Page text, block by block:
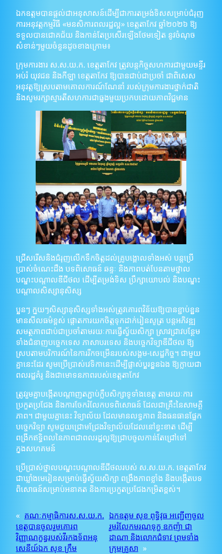
ឯកឧត្តមបានផ្តល់ជាអនុសាសន៍ដើម្បីជាការតម្រង់ទិសសម្រាប់ជំរុញ
ការអនុវត្តកម្មវិធី «មនសិការពលរដ្ឋល្អ» ខេត្តតាកែវ ឆ្នាំ២០២៦ ឱ្យ
ទទួលបានជោគជ័យ និងកាន់តែប្រសើរឡើងថែមទៀត នូវចំណុច
សំខាន់ៗមួយចំនួនដូចខាងក្រោម៖
ក្រុមការងារ ស.ស.យ.ក. ខេត្តតាកែវ ត្រូវបន្តកិច្ចសហការជាមួយមន្ទីរ
អប់រំ យុវជន និងកីឡា ខេត្តតាកែវ ឱ្យបានជាប់ជាប្រចាំ ជាពិសេស
អនុវត្តឱ្យស្របតាមគោលការណ៍ណែនាំ របស់ក្រុមការងារថ្នាក់ជាតិ
និងសូមរក្សាស្មារតីសហការជាធ្លុងមួយប្រកបដោយភាពវិជ្ជមាន
ជ្រើសរើសនិងជំរុញលើកទឹកចិត្តដល់គ្រូបង្គោលទាំងអស់ បន្តប្រើ
ប្រាស់ចំណេះដឹង បទពិសោធន៍ ឆន្ទៈ និងភាពបត់បែនតាមថ្នាល
បណ្ដុះបណ្ដាលឌីជីថល ដើម្បីតម្រង់ទិស ប្រឹក្សាយោបល់ និងបណ្ដុះ
បណ្ដាលសិស្សានុសិស្ស
ប្អូនៗ ក្មួយៗសិស្សានុសិស្សទាំងអស់ត្រូវគោរពវិន័យឱ្យបានខ្ជាប់ខ្ជួន
មានសីលធម៌ខ្ពស់ ផ្តោតការយកចិត្តទុកដាក់រៀនសូត្រ បន្តអភិវឌ្ឍ
សមត្ថភាពជាប់ជាប្រចាំតាមរយៈការធ្វើស្វ័យសិក្សា ស្រាវជ្រាវបន្ថែម
ទាំងជំនាញបច្ចេកទេស ភាសាបរទេស និងបច្ចេកវិទ្យាឌីជីថល ឱ្យ
ស្របតាមបរិការណ៍នៃការរីកចម្រើនរបស់សង្គម-សេដ្ឋកិច្ច។ ជាមួយ
គ្នានេះដែរ សូមប្រើប្រាស់វេទិកានេះដើម្បីផ្លាស់ប្តូរខ្លួនឯង ឱ្យក្លាយជា
ពលរដ្ឋគំរូ និងជាមោទនភាពរបស់ខេត្តតាកែវ
ត្រូវរួមគ្នាបង្កើតបណ្ដាញតភ្ជាប់ក្លឹបសិក្សាទូទាំងខេត្ត តាមរយៈការ
ប្រកួតប្រជែង និងការចែករំលែកបទពិសោធន៍ ដែលជាគ្រឹះនៃសាមគ្គី
ភាព។ ជាមួយគ្នានេះ វិទ្យាល័យ ដែលមានលទ្ធភាព និងធនធានផ្នែក
បច្ចេកវិទ្យា សូមជួយជ្រោមជ្រែងវិទ្យាល័យដែលនៅខ្វះខាត ដើម្បី
ពង្រីកឥទ្ធិពលនៃភាពជាពលរដ្ឋល្អឱ្យជ្រាបចូលកាន់តែជ្រៅទៅ
ក្នុងសហគមន៍
ប្រើប្រាស់ថ្នាលបណ្ដុះបណ្ដាលឌីជីថលរបស់ ស.ស.យ.ក. ខេត្តតាកែវ
ជាឃ្លាំងមេរៀនសម្រាប់ធ្វើស្វ័យសិក្សា ពង្រឹងភាពខ្លាំង និងបង្កើតបទ
ពិសោធន៍សម្រាប់អនាគត និងការប្រកួតប្រជែងកម្រិតខ្ពស់។
« គណៈកម្មាធិការស.ស.យ.ក.
ខេត្តបានចូលរួមគោរព
វិញ្ញាណក្ខន្ធរបស់វីរកងទ័ពអនុ
សេនីយ៍ឯក សុខ ក្រឹម
ឯកឧត្តម សុខ ពុទ្ធិវុធ អញ្ជើញចូល
រួមរំលែកមរណទុក្ខ ឧកញ៉ា ជា
ដាណា និងលោកជំទាវ ព្រមទាំង
ក្រុមគ្រួសា »